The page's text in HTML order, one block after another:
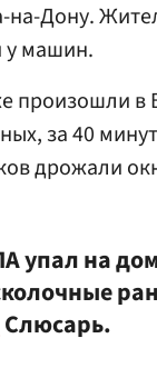
на-Дону.
у машин.
произошли в
за 40
дрожали
упал на
Слюсарь.